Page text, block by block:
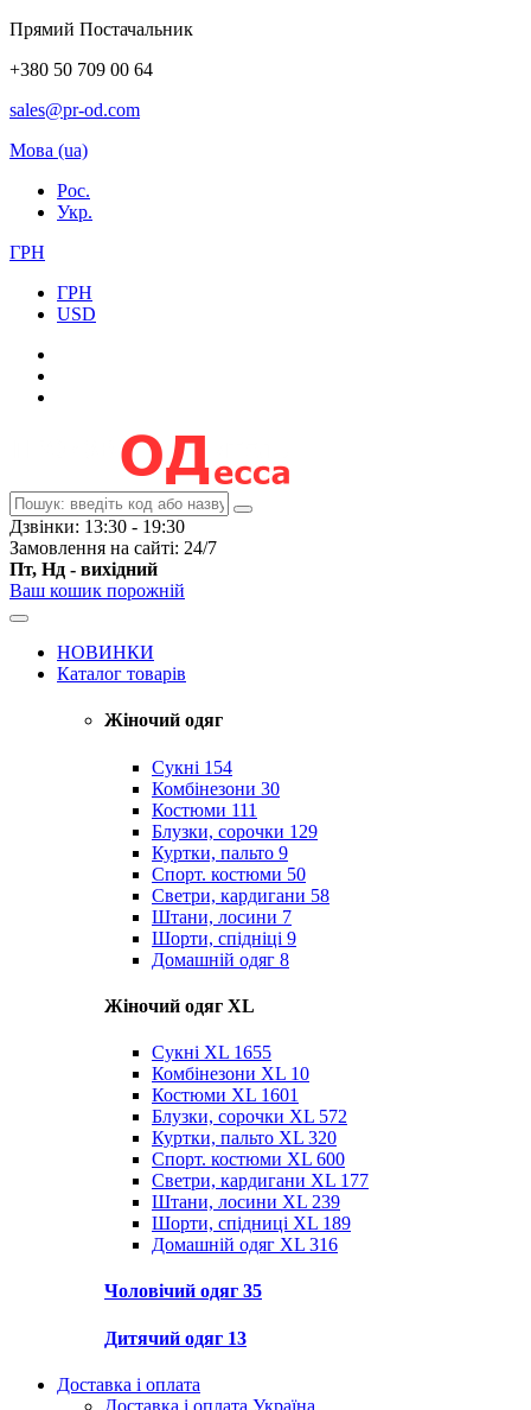
Прямий Постачальник
+380 50 709 00 64
sales@pr-od.com
Мова (ua)
Рос.
Укр.
ГРН
ГРН
USD
Дзвінки: 13:30 - 19:30
Замовлення на сайті: 24/7
Пт, Нд - вихідний
Ваш кошик порожній
НОВИНКИ
Каталог товарів
Жіночий одяг
Сукні 154
Комбінезони 30
Костюми 111
Блузки, сорочки 129
Куртки, пальто 9
Спорт. костюми 50
Светри, кардигани 58
Штани, лосини 7
Шорти, спідніці 9
Домашній одяг 8
Жіночий одяг XL
Cукні XL 1655
Комбінезони XL 10
Костюми XL 1601
Блузки, сорочки XL 572
Куртки, пальто XL 320
Спорт. костюми XL 600
Светри, кардигани XL 177
Штани, лосини XL 239
Шорти, спідниці XL 189
Домашній одяг XL 316
Чоловічий одяг 35
Дитячий одяг 13
Доставка і оплата
Доставка і оплата Україна